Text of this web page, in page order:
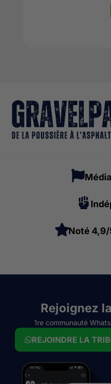
Noté
Rejoignez
1re communauté
REJOINDRE LA